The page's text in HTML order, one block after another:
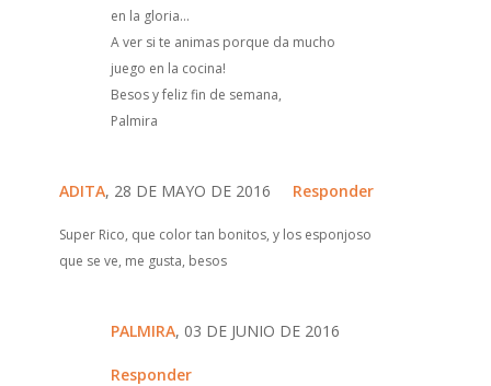
en la gloria...
A ver si te animas porque da mucho
juego en la cocina!
Besos y feliz fin de semana,
Palmira
ADITA, 28 DE MAYO DE 2016 Responder
Super Rico, que color tan bonitos, y los esponjoso
que se ve, me gusta, besos
PALMIRA, 03 DE JUNIO DE 2016
Responder